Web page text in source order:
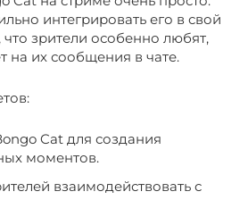
интегрировать его в свой
что зрители особенно любят,
на их сообщения в чате.
Cat для создания
моментов.
взаимодействовать с